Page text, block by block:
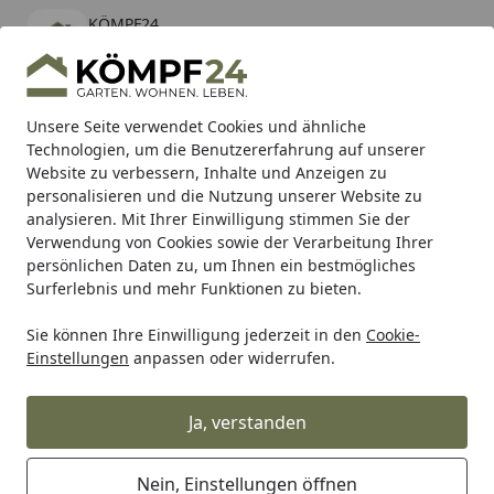
Unsere Seite verwendet Cookies und ähnliche
Technologien, um die Benutzererfahrung auf unserer
Website zu verbessern, Inhalte und Anzeigen zu
personalisieren und die Nutzung unserer Website zu
analysieren. Mit Ihrer Einwilligung stimmen Sie der
Verwendung von Cookies sowie der Verarbeitung Ihrer
persönlichen Daten zu, um Ihnen ein bestmögliches
Surferlebnis und mehr Funktionen zu bieten.
Sie können Ihre Einwilligung jederzeit in den Cookie-
Einstellungen anpassen oder widerrufen.
Ja, verstanden
Nein, Einstellungen öffnen
KÖMPF24
kostenlos - Im App Store
Hotline
Alle Produkte
Mein Konto
Suchen
Karibu Pools inkl. gratis Sandfilteranlage & Pool-
Starterset (Gesamtwert bis 468,99€)
Startseite
Grill Weber Ignition Electrode 14" Yellow R1 Genesis '22
Weber Ignition Electrode 14" Yellow
R1 Genesis '22 (69657)